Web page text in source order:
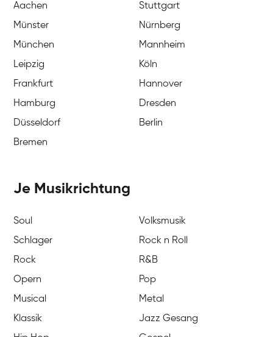
Aachen
Stuttgart
Münster
Nürnberg
München
Mannheim
Leipzig
Köln
Frankfurt
Hannover
Hamburg
Dresden
Düsseldorf
Berlin
Bremen
Je Musikrichtung
Soul
Volksmusik
Schlager
Rock n Roll
Rock
R&B
Opern
Pop
Musical
Metal
Klassik
Jazz Gesang